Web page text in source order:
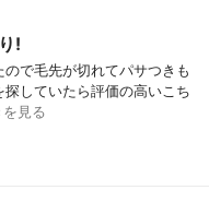
!
で毛先が切れてパサつきも
していたら評価の高いこち
見る